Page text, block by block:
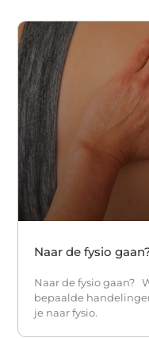
Naar de fysio
Naar de fysio gaan?
bepaalde
je naar fysio.